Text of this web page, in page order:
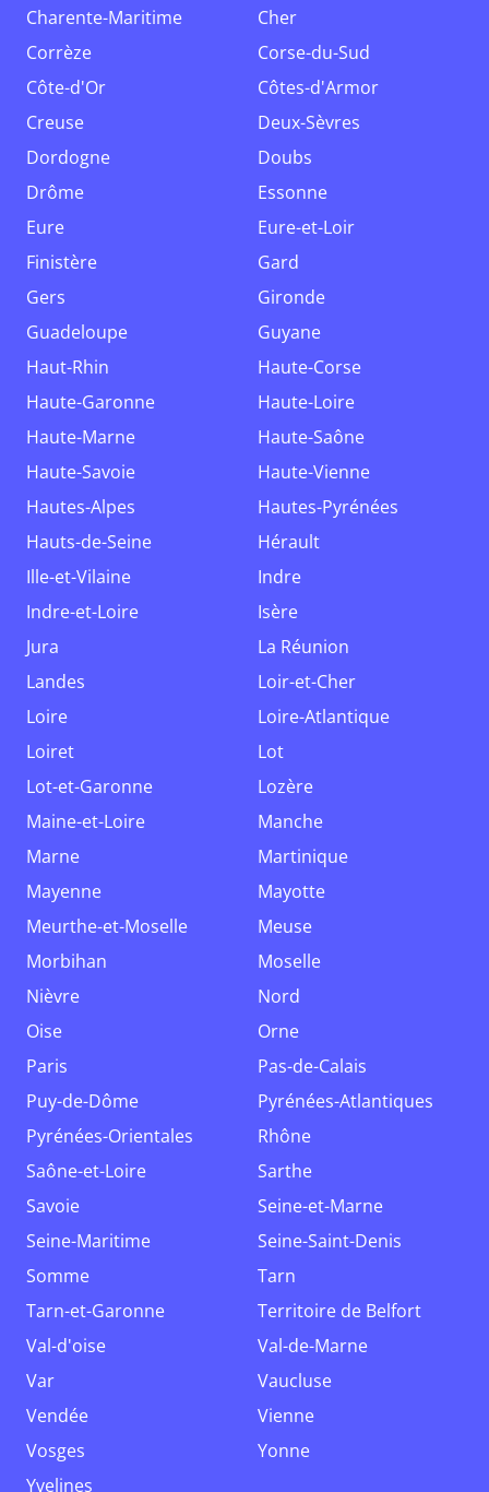
Charente-Maritime
Cher
Corrèze
Corse-du-Sud
Côte-d'Or
Côtes-d'Armor
Creuse
Deux-Sèvres
Dordogne
Doubs
Drôme
Essonne
Eure
Eure-et-Loir
Finistère
Gard
Gers
Gironde
Guadeloupe
Guyane
Haut-Rhin
Haute-Corse
Haute-Garonne
Haute-Loire
Haute-Marne
Haute-Saône
Haute-Savoie
Haute-Vienne
Hautes-Alpes
Hautes-Pyrénées
Hauts-de-Seine
Hérault
Ille-et-Vilaine
Indre
Indre-et-Loire
Isère
Jura
La Réunion
Landes
Loir-et-Cher
Loire
Loire-Atlantique
Loiret
Lot
Lot-et-Garonne
Lozère
Maine-et-Loire
Manche
Marne
Martinique
Mayenne
Mayotte
Meurthe-et-Moselle
Meuse
Morbihan
Moselle
Nièvre
Nord
Oise
Orne
Paris
Pas-de-Calais
Puy-de-Dôme
Pyrénées-Atlantiques
Pyrénées-Orientales
Rhône
Saône-et-Loire
Sarthe
Savoie
Seine-et-Marne
Seine-Maritime
Seine-Saint-Denis
Somme
Tarn
Tarn-et-Garonne
Territoire de Belfort
Val-d'oise
Val-de-Marne
Var
Vaucluse
Vendée
Vienne
Vosges
Yonne
Yvelines